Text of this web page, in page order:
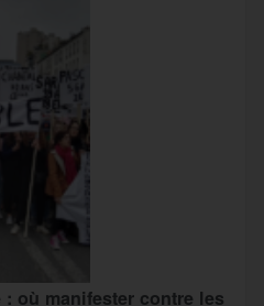
: où manifester contre les